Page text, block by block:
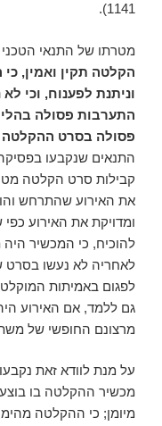
1141).
מטרתו של התנאי
הקלטה תקין ואמין,
וניתנת לפענוח, וכי
התערבות פסולה
פסולה בסרט ההקלטה
התנאים שנקבעו
קבילות סרט הקלטה
את האירוע שהתרחש
ומדויקת את האירוע
להוכיח, כי המכשיר
לאחריה לא נעשו בסרט
לפגום באמיתות המוקלט
גם ללמד, אם האירוע
מרצונם החופשי של
על מנת לוודא זאת
מכשיר ההקלטה בו
מיומן; כי ההקלטה